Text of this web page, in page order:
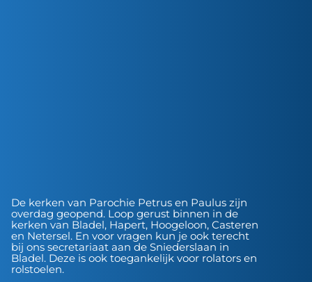
De kerken van Parochie Petrus en Paulus zijn
overdag geopend. Loop gerust binnen in de
kerken van Bladel, Hapert, Hoogeloon, Casteren
en Netersel. En voor vragen kun je ook terecht
bij ons secretariaat aan de Sniederslaan in
Bladel. Deze is ook toegankelijk voor rolators en
rolstoelen.